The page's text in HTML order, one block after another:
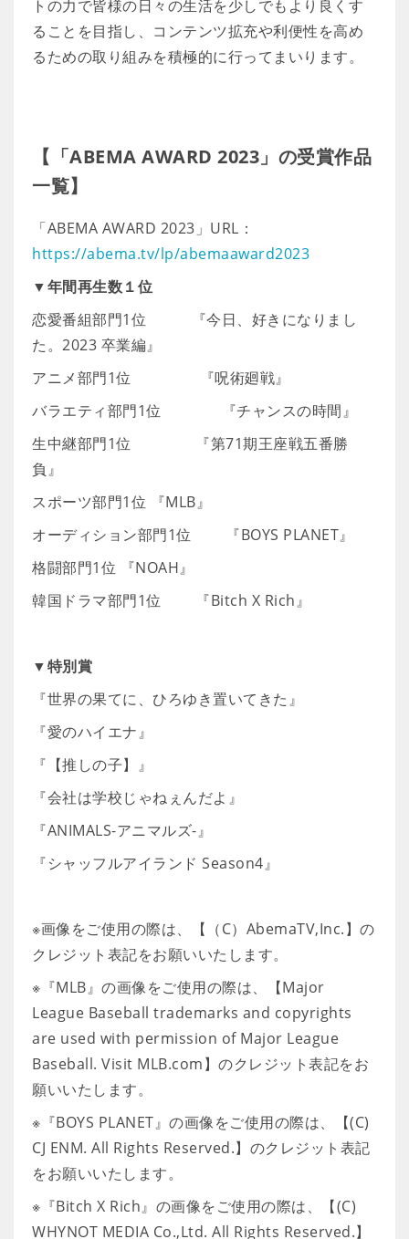
トの力で皆様の日々の生活を少しでもより良くす
ることを目指し、コンテンツ拡充や利便性を高め
るための取り組みを積極的に行ってまいります。
【「ABEMA AWARD 2023」の受賞作品
一覧】
「ABEMA AWARD 2023」URL：
https://abema.tv/lp/abemaaward2023
▼年間再生数１位
恋愛番組部門1位 『今日、好きになりまし
た。2023 卒業編』
アニメ部門1位 『呪術廻戦』
バラエティ部門1位 『チャンスの時間』
生中継部門1位 『第71期王座戦五番勝
負』
スポーツ部門1位 『MLB』
オーディション部門1位 『BOYS PLANET』
格闘部門1位 『NOAH』
韓国ドラマ部門1位 『Bitch X Rich』
▼特別賞
『世界の果てに、ひろゆき置いてきた』
『愛のハイエナ』
『【推しの子】』
『会社は学校じゃねぇんだよ』
『ANIMALS-アニマルズ-』
『シャッフルアイランド Season4』
※画像をご使用の際は、【（C）AbemaTV,Inc.】の
クレジット表記をお願いいたします。
※『MLB』の画像をご使用の際は、【Major
League Baseball trademarks and copyrights
are used with permission of Major League
Baseball. Visit MLB.com】のクレジット表記をお
願いいたします。
※『BOYS PLANET』の画像をご使用の際は、【(C)
CJ ENM. All Rights Reserved.】のクレジット表記
をお願いいたします。
※『Bitch X Rich』の画像をご使用の際は、【(C)
WHYNOT MEDIA Co.,Ltd. All Rights Reserved.】